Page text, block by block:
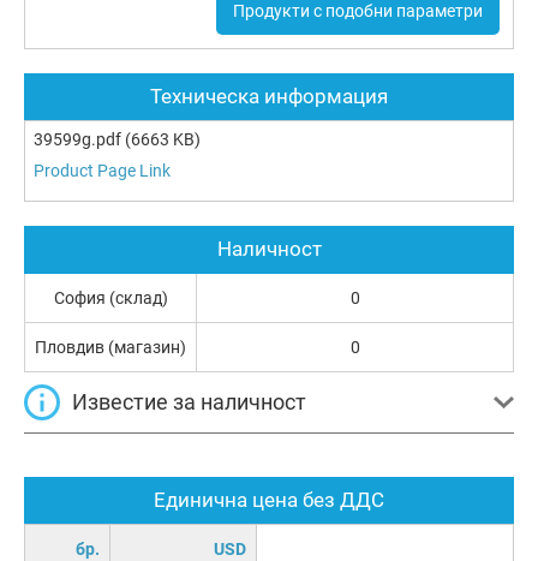
Продукти с подобни параметри
Техническа информация
39599g.pdf (6663 KB)
Product Page Link
Единична цена без ДДС
бр. USD
Наличност
София (склад) 0
Пловдив (магазин) 0
Известие за наличност